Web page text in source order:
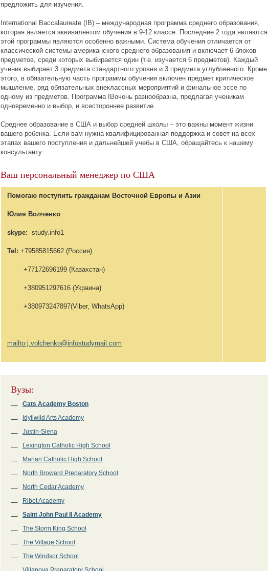
предложить для изучения.
International Baccalaureate (IB) – международная программа среднего образования,
которая является эквивалентом обучения в 9-12 классе. Последние 2 года являются
этой программы являются особенно важными. Система обучения отличается от
классической системы американского среднего образования и включает 6 блоков
предметов, среди которых выбирается один (т.е. изучается 6 предметов). Каждый
ученик выбирает 3 предмета стандартного уровня и 3 предмета углубленного. Кроме
этого, в обязательную часть программы обучения включен предмет критическое
мышление, ряд обязательных внеклассных мероприятий и финальное эссе по
одному из предметов. Программа IBочень разнообразна, предлагая ученикам
одновременно и выбор, и всестороннее развитие.
Среднее образование в США и выбор средней школы – это важны момент жизни
вашего ребенка. Если вам нужна квалифицированная поддержка и совет на всех
этапах вашего поступления и дальнейшей учебы в США, обращайтесь к нашему
консультанту.
Ваш персональный менеджер по США
Помогаю поступить гражданам Восточной Европы и Азии
Юлия Волченко
skype: study.info1
Tel: +79585815662 (Россия)
+77172696199 (Казахстан)
+380951297616 (Украина)
+380973247897(Viber, WhatsApp)
mailto:j.volchenko@infostudymail.com
Вузы:
Cats Academy Boston
Idyllwild Arts Academy
Justin-Siena
Lexington Catholic High School
Marian Catholic High School
North Broward Preparatory School
North Cedar Academy
Ribet Academy
Saint John Paul II Academy
The Storm King School
The Village School
The Windsor School